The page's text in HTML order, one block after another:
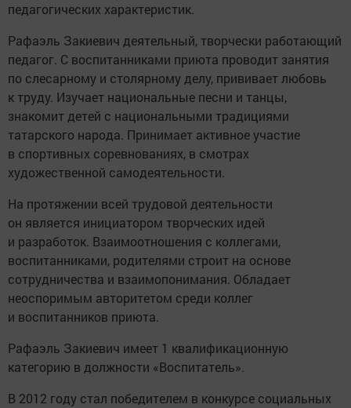
педагогических характеристик.
Рафаэль Закиевич деятельный, творчески работающий
педагог. С воспитанниками приюта проводит занятия
по слесарному и столярному делу, прививает любовь
к труду. Изучает национальные песни и танцы,
знакомит детей с национальными традициями
татарского народа. Принимает активное участие
в спортивных соревнованиях, в смотрах
художественной самодеятельности.
На протяжении всей трудовой деятельности
он является инициатором творческих идей
и разработок. Взаимоотношения с коллегами,
воспитанниками, родителями строит на основе
сотрудничества и взаимопонимания. Обладает
неоспоримым авторитетом среди коллег
и воспитанников приюта.
Рафаэль Закиевич имеет 1 квалификационную
категорию в должности «Воспитатель».
В 2012 году стал победителем в конкурсе социальных